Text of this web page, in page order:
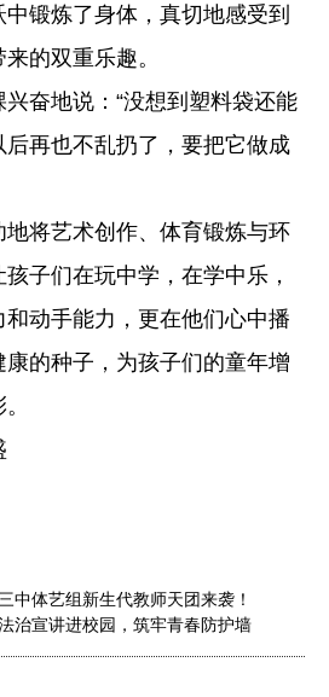
锻炼了身体，真切地感受到
的双重乐趣。
奋地说：“没想到塑料袋还能
再也不乱扔了，要把它做成
地将艺术创作、体育锻炼与环
子们在玩中学，在学中乐，
动手能力，更在他们心中播
的种子，为孩子们的童年增
中体艺组新生代教师天团来袭！
治宣讲进校园，筑牢青春防护墙